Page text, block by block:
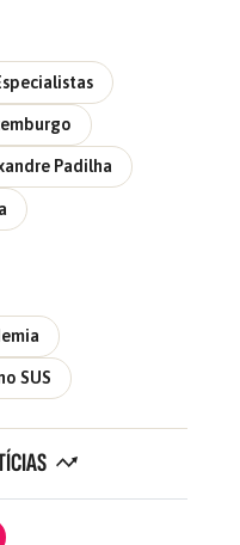
Padilha
SUS